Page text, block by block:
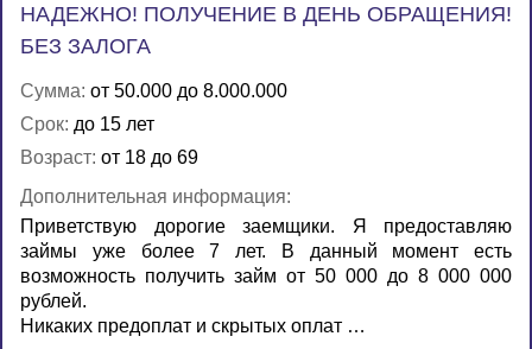
НАДЕЖНО! ПОЛУЧЕНИЕ В ДЕНЬ ОБРАЩЕНИЯ!
БЕЗ ЗАЛОГА
Сумма: от 50.000 до 8.000.000
Срок: до 15 лет
Возраст: от 18 до 69
Дополнительная информация:
Приветствую дорогие заемщики. Я предоставляю
займы уже более 7 лет. В данный момент есть
возможность получить займ от 50 000 до 8 000 000
рублей.
Никаких предоплат и скрытых оплат …